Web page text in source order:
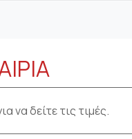
να δείτε τις τιμές.